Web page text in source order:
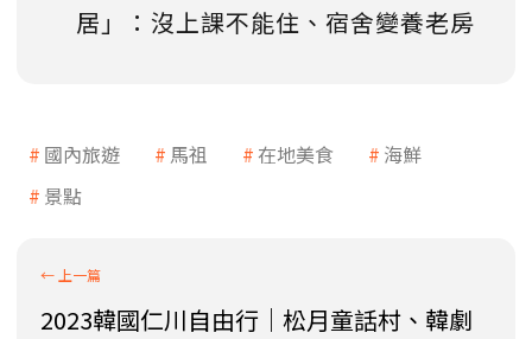
居」：沒上課不能住、宿舍變養老房
國內旅遊 馬祖 在地美食
海鮮
景點
2023韓國仁川自由行｜松月童話村、韓劇